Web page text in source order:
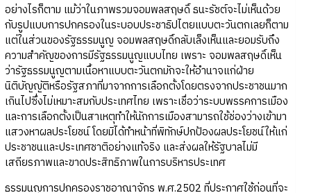
อย่างไรก็ตาม แม้ว่าในภาพรวมจอมพลสฤษดิ์ ธนะรัชต์จะไม่เห็นด้วย
กับรูปแบบการปกครองในระบอบประชาธิปไตยแบบตะวันตกเลยก็ตาม
แต่ในส่วนของรัฐธรรมนูญ จอมพลสฤษดิ์กลับเล็งเห็นและยอมรับถึง
ความสำคัญของการมีรัฐธรรมนูญแบบไทย เพราะ จอมพลสฤษดิ์เห็น
ว่ารัฐธรรมนูญตามเนื้อหาแบบตะวันตกมักจะให้อำนาจแก่ฝ่าย
นิติบัญญัติหรือรัฐสภาที่มาจากการเลือกตั้งโดยตรงจากประชาชนมาก
เกินไปซึ่งไม่เหมาะสมกับประเทศไทย เพราะเชื่อว่าระบบพรรคการเมือง
และการเลือกตั้งเป็นสาเหตุทำให้นักการเมืองสามารถใช้ช่องว่างเข้ามา
แสวงหาผลประโยชน์ โดยมิได้ทำหน้าที่พิทักษ์ปกป้องผลประโยชน์ให้แก่
ประชาชนและประเทศชาติอย่างแท้จริง และส่งผลให้รัฐบาลไม่มี
เสถียรภาพและขาดประสิทธิภาพในการบริหารประเทศ
ธรรมนูญการปกครองราชอาณาจักร พ.ศ.2502 ที่ประกาศใช้ก่อนที่จะ